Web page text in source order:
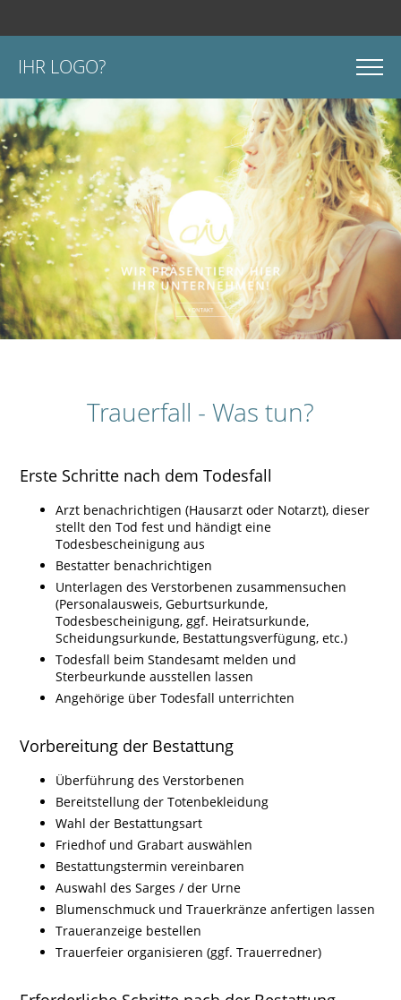
IHR LOGO?
Trauerfall - Was tun?
Erste Schritte nach dem Todesfall
Arzt benachrichtigen (Hausarzt oder Notarzt), dieser
stellt den Tod fest und händigt eine
Todesbescheinigung aus
Bestatter benachrichtigen
Unterlagen des Verstorbenen zusammensuchen
(Personalausweis, Geburtsurkunde,
Todesbescheinigung, ggf. Heiratsurkunde,
Scheidungsurkunde, Bestattungsverfügung, etc.)
Todesfall beim Standesamt melden und
Sterbeurkunde ausstellen lassen
Angehörige über Todesfall unterrichten
Vorbereitung der Bestattung
Überführung des Verstorbenen
Bereitstellung der Totenbekleidung
Wahl der Bestattungsart
Friedhof und Grabart auswählen
Bestattungstermin vereinbaren
Auswahl des Sarges / der Urne
Blumenschmuck und Trauerkränze anfertigen lassen
Traueranzeige bestellen
Trauerfeier organisieren (ggf. Trauerredner)